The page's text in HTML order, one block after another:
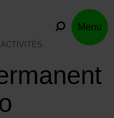
Menu
ACTIVITÉS